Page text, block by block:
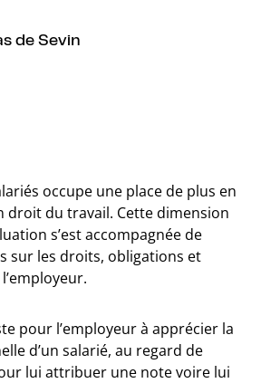
de Sevin
occupe une place de plus en
droit du travail. Cette dimension
s’est accompagnée de
sur les droits, obligations et
pour l’employeur à apprécier la
d’un salarié, au regard de
lui attribuer une note voire lui